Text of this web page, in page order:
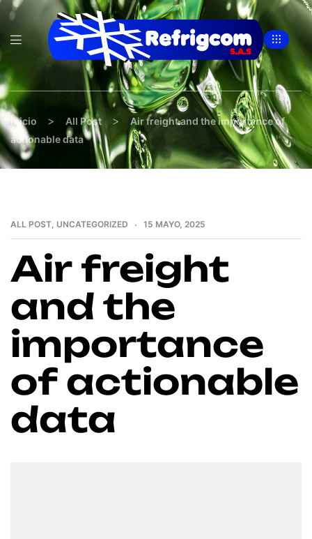
inicio > All Post >
Air freight and the importance of
actionable data
ALL POST, UNCATEGORIZED 15 MAYO, 2025
Air freight
and the
importance
of actionable
data